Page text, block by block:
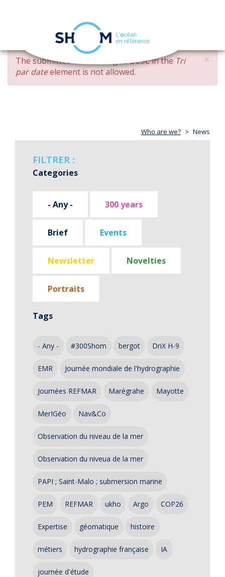
Skip
main
content
navigation
×
ERROR
MESSAGE
The submitted value changed DESCin the Tri
par dateelement is not allowed.
Who are we? News
FILTRER :
Categories
- Any - 300 years
Brief Events
Newsletter Novelties
Portraits
Tags
- Any - #300Shom bergot DriX H-9
EMR Journée mondiale de l'hydrographie
Journées REFMAR Marégrahe Mayotte
MerIGéo Nav&Co
Observation du niveau de la mer
Observation du niveua de la mer
PAPI ; Saint-Malo ; submersion marine
PEM REFMAR ukho Argo COP26
Expertise géomatique histoire
métiers hydrographie française IA
journée d'étude